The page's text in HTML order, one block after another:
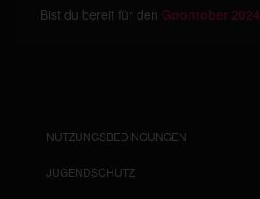
Bist du bereit für den Goontober 2024
NUTZUNGSBEDINGUNGEN
JUGENDSCHUTZ